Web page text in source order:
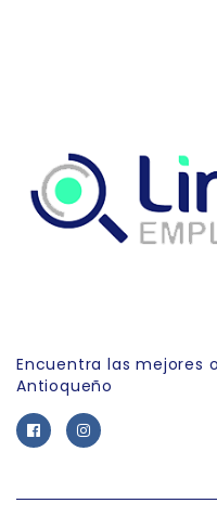
Encuentra las mejores
Antioqueño